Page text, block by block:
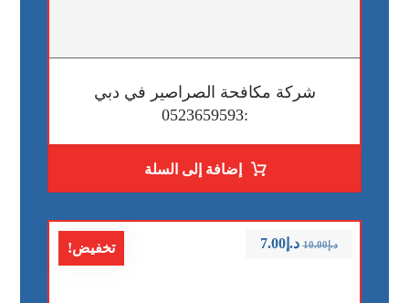
شركة مكافحة الصراصير في دبي
:0523659593
إضافة إلى السلة
تخفيض! د.إ10.00 د.إ7.00